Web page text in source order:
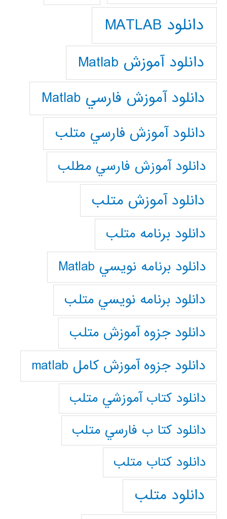
دانلود MATLAB
دانلود آموزش Matlab
دانلود آموزش فارسي Matlab
دانلود آموزش فارسي متلب
دانلود آموزش فارسي مطلب
دانلود آموزش متلب
دانلود برنامه متلب
دانلود برنامه نويسي Matlab
دانلود برنامه نويسي متلب
دانلود جزوه آموزش متلب
دانلود جزوه آموزش کامل matlab
دانلود كتاب آموزشي متلب
دانلود كتا ب فارسي متلب
دانلود كتاب متلب
دانلود متلب